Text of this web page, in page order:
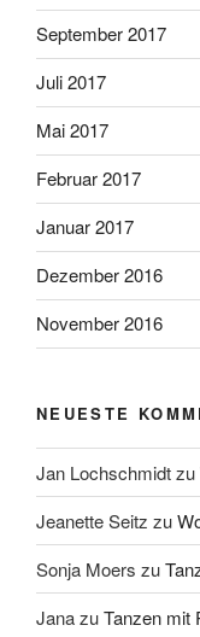
September 2017
Juli 2017
Mai 2017
Februar 2017
Januar 2017
Dezember 2016
November 2016
NEUESTE
Jan Lochschmidtzu
Jeanette Seitz zu
Sonja Moers zu
JanazuTanzen mit